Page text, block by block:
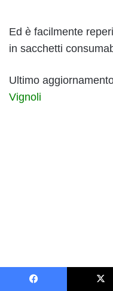
Ed è facilmente
in sacchetti
Ultimo
Vignoli